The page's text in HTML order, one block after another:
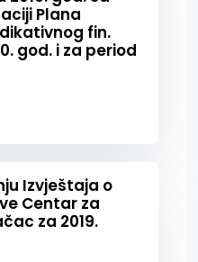
Plana
fin.
god. i za period
Izvještaja o
Centar za
za 2019.